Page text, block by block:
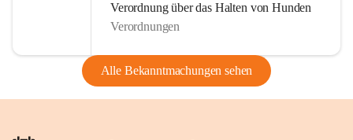
Verordnung über das Halten von Hunden
Verordnungen
Alle Bekanntmachungen sehen